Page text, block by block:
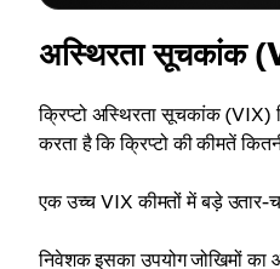
अस्थिरता सूचकांक
क्रिप्टो अस्थिरता सूचकांक (VIX)
करता है कि क्रिप्टो की कीमतें
एक उच्च VIX कीमतों में बड़े उतार-
निवेशक इसका उपयोग जोखिमों